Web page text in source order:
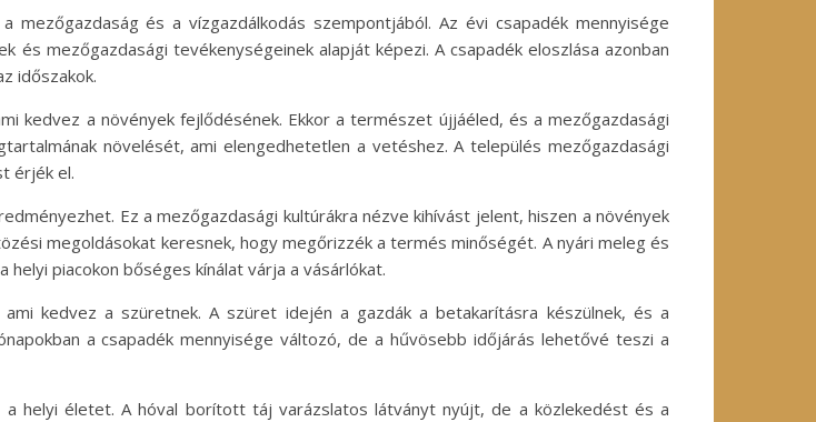
mezőgazdaság és a vízgazdálkodás szempontjából. Az évi csapadék mennyisége
mezőgazdasági tevékenységeinek alapját képezi. A csapadék eloszlása azonban
időszakok.
kedvez a növények fejlődésének. Ekkor a természet újjáéled, és a mezőgazdasági
növelését, ami elengedhetetlen a vetéshez. A település mezőgazdasági
érjék el.
Ez a mezőgazdasági kultúrákra nézve kihívást jelent, hiszen a növények
megoldásokat keresnek, hogy megőrizzék a termés minőségét. A nyári meleg és
piacokon bőséges kínálat várja a vásárlókat.
kedvez a szüretnek. A szüret idején a gazdák a betakarításra készülnek, és a
a csapadék mennyisége változó, de a hűvösebb időjárás lehetővé teszi a
a helyi életet. A hóval borított táj varázslatos látványt nyújt, de a közlekedést és a